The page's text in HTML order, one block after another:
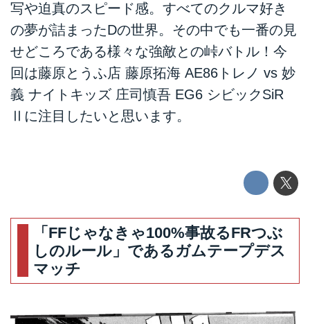
写や迫真のスピード感。すべてのクルマ好き
の夢が詰まったDの世界。その中でも一番の見
せどころである様々な強敵との峠バトル！今
回は藤原とうふ店 藤原拓海 AE86トレノ vs 妙
義 ナイトキッズ 庄司慎吾 EG6 シビックSiR
Ⅱに注目したいと思います。
「FFじゃなきゃ100%事故るFRつぶ
しのルール」であるガムテープデス
マッチ